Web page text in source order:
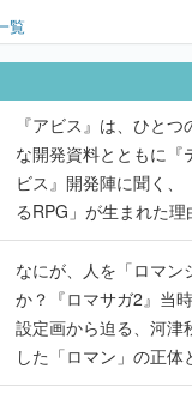
覧
『アビス』は、ひと
な開発資料とともに『
ビス』開発陣に聞く、
るRPG」が生まれた
書】
なにが、人を「ロマン
か？『ロマサガ2』当
設定画から迫る、河津
した「ロマン」の正体
書】